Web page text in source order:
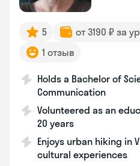
5 от 3190 ₽ за
1 отзыв
Holds a Bachelor of
Communication
Volunteered as an
20 years
Enjoys urban hiking in
cultural experiences